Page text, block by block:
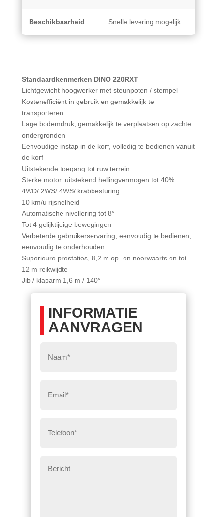
Beschikbaarheid Snelle levering mogelijk
Standaardkenmerken DINO 220RXT:
Lichtgewicht hoogwerker met steunpoten / stempel
Kostenefficiënt in gebruik en gemakkelijk te
transporteren
Lage bodemdruk, gemakkelijk te verplaatsen op zachte
ondergronden
Eenvoudige instap in de korf, volledig te bedienen vanuit
de korf
Uitstekende toegang tot ruw terrein
Sterke motor, uitstekend hellingvermogen tot 40%
4WD/ 2WS/ 4WS/ krabbesturing
10 km/u rijsnelheid
Automatische nivellering tot 8°
Tot 4 gelijktijdige bewegingen
Verbeterde gebruikerservaring, eenvoudig te bedienen,
eenvoudig te onderhouden
Superieure prestaties, 8,2 m op- en neerwaarts en tot
12 m reikwijdte
Jib / klaparm 1,6 m / 140°
INFORMATIE
AANVRAGEN
mail*